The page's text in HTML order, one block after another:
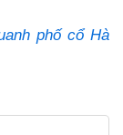
phố cổ Hà